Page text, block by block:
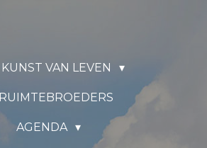
VAN LEVEN
AGENDA